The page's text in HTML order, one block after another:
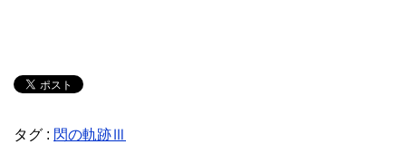
タグ : 閃の軌跡Ⅲ